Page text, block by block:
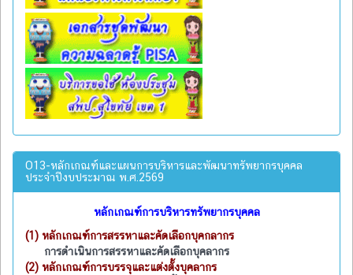
O13-หลักเกณฑ์และแผนการบริหารและพัฒนาทรัพยากรบุคคล
ประจำปีงบประมาณ พ.ศ.2569
หลักเกณฑ์การบริหารทรัพยากรบุคคล
(1) หลักเกณฑ์การสรรหาและคัดเลือกบุคกลากร
การดำเนินการสรรหาและคัดเลือกบุคลากร
(2) หลักเกณฑ์การบรรจุและแต่งตั้งบุคลากร